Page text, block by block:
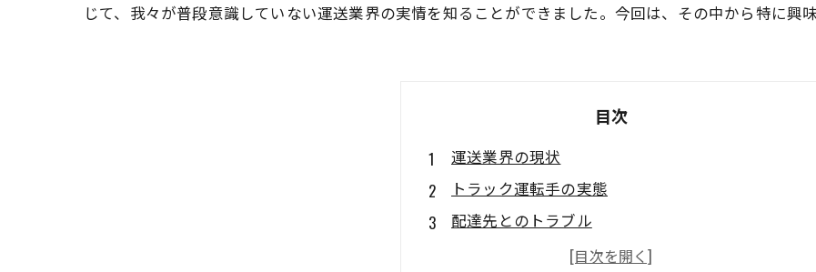
じて、我々が普段意識していない運送業界の実情を知ることができました。今回は、その中から特に興
目次
運送業界の現状
トラック運転手の実態
配達先とのトラブル